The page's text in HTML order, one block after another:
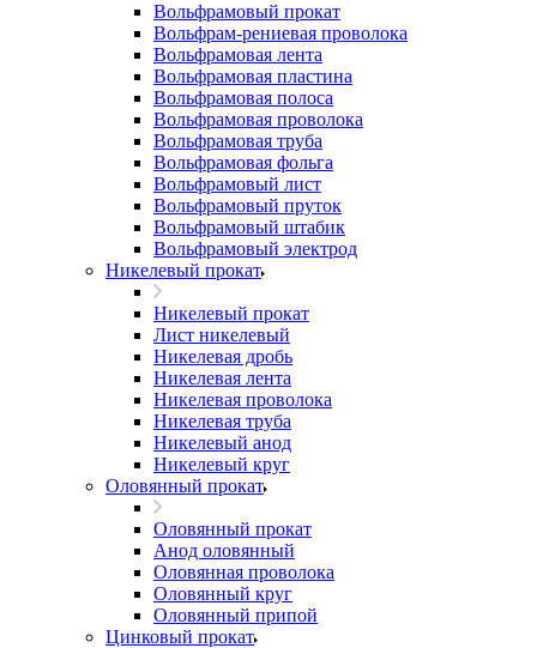
Вольфрамовый прокат
Вольфрам-рениевая проволока
Вольфрамовая лента
Вольфрамовая пластина
Вольфрамовая полоса
Вольфрамовая проволока
Вольфрамовая труба
Вольфрамовая фольга
Вольфрамовый лист
Вольфрамовый пруток
Вольфрамовый штабик
Вольфрамовый электрод
Никелевый прокат
Никелевый прокат
Лист никелевый
Никелевая дробь
Никелевая лента
Никелевая проволока
Никелевая труба
Никелевый анод
Никелевый круг
Оловянный прокат
Оловянный прокат
Анод оловянный
Оловянная проволока
Оловянный круг
Оловянный припой
Цинковый прокат